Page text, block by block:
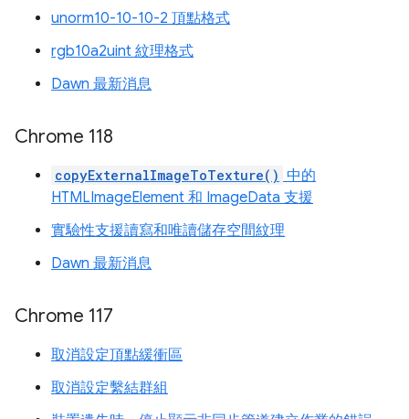
unorm10-10-10-2 頂點格式
rgb10a2uint 紋理格式
Dawn 最新消息
Chrome 118
copyExternalImageToTexture() 中的
HTMLImageElement 和 ImageData 支援
實驗性支援讀寫和唯讀儲存空間紋理
Dawn 最新消息
Chrome 117
取消設定頂點緩衝區
取消設定繫結群組